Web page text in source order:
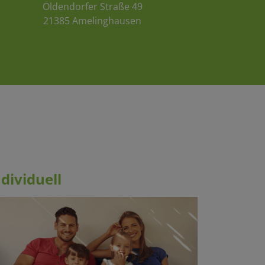
Oldendorfer Straße 49
21385 Amelinghausen